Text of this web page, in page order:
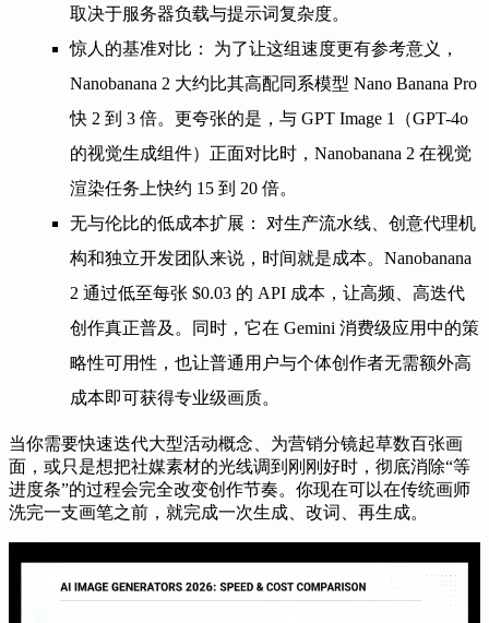
取决于服务器负载与提示词复杂度。
惊人的基准对比：
为了让这组速度更有参考意义，
Nanobanana 2 大约比其高配同系模型 Nano Banana Pro
快 2 到 3 倍。更夸张的是，与 GPT Image 1（GPT-4o
的视觉生成组件）正面对比时，Nanobanana 2 在视觉
渲染任务上快约 15 到 20 倍。
无与伦比的低成本扩展：
对生产流水线、创意代理机
构和独立开发团队来说，时间就是成本。Nanobanana
2 通过低至每张 $0.03 的 API 成本，让高频、高迭代
创作真正普及。同时，它在 Gemini 消费级应用中的策
略性可用性，也让普通用户与个体创作者无需额外高
成本即可获得专业级画质。
当你需要快速迭代大型活动概念、为营销分镜起草数百张画
面，或只是想把社媒素材的光线调到刚刚好时，彻底消除“等
进度条”的过程会完全改变创作节奏。你现在可以在传统画师
洗完一支画笔之前，就完成一次生成、改词、再生成。